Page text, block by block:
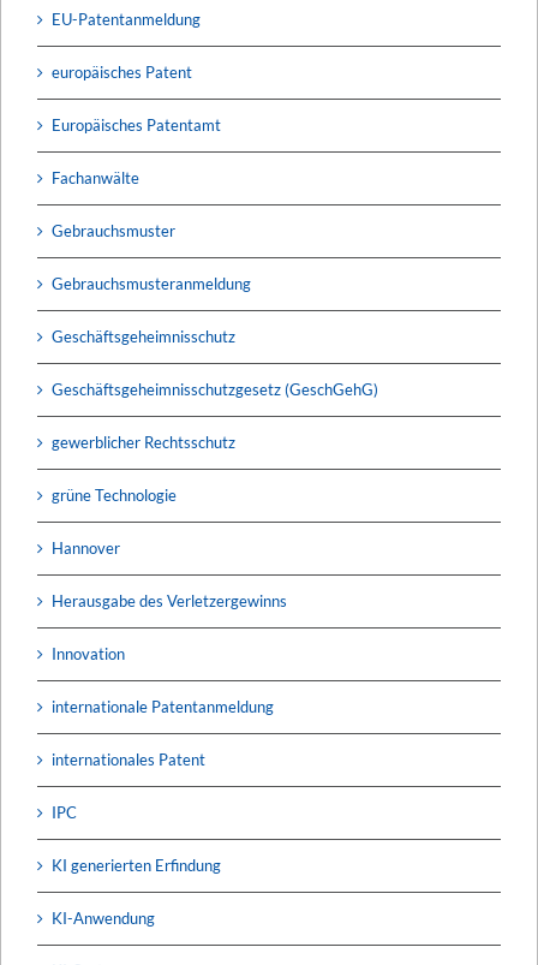
EU-Patentanmeldung
europäisches Patent
Europäisches Patentamt
Fachanwälte
Gebrauchsmuster
Gebrauchsmusteranmeldung
Geschäftsgeheimnisschutz
Geschäftsgeheimnisschutzgesetz (GeschGehG)
gewerblicher Rechtsschutz
grüne Technologie
Hannover
Herausgabe des Verletzergewinns
Innovation
internationale Patentanmeldung
internationales Patent
IPC
KI generierten Erfindung
KI-Anwendung